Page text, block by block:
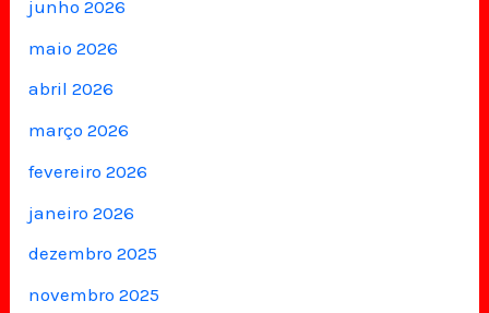
junho 2026
maio 2026
abril 2026
março 2026
fevereiro 2026
janeiro 2026
dezembro 2025
novembro 2025